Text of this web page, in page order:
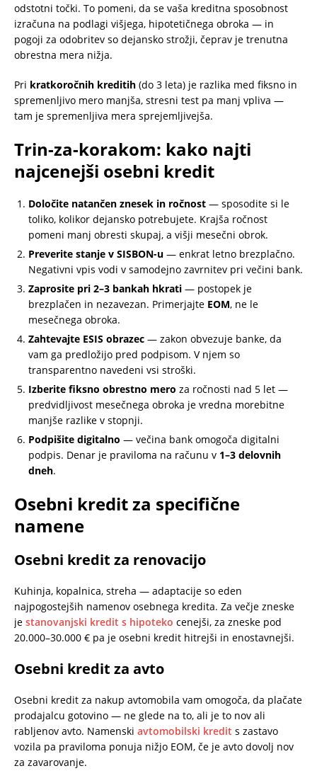
odstotni točki. To pomeni, da se vaša kreditna sposobnost
izračuna na podlagi višjega, hipotetičnega obroka — in
pogoji za odobritev so dejansko strožji, čeprav je trenutna
obrestna mera nižja.
Pri kratkoročnih kreditih (do 3 leta) je razlika med fiksno in
spremenljivo mero manjša, stresni test pa manj vpliva —
tam je spremenljiva mera sprejemljivejša.
Trin-za-korakom: kako najti
najcenejši osebni kredit
Določite natančen znesek in ročnost — sposodite si le
toliko, kolikor dejansko potrebujete. Krajša ročnost
pomeni manj obresti skupaj, a višji mesečni obrok.
Preverite stanje v SISBON-u — enkrat letno brezplačno.
Negativni vpis vodi v samodejno zavrnitev pri večini bank.
Zaprosite pri 2–3 bankah hkrati — postopek je
brezplačen in nezavezan. Primerjajte EOM, ne le
mesečnega obroka.
Zahtevajte ESIS obrazec — zakon obvezuje banke, da
vam ga predložijo pred podpisom. V njem so
transparentno navedeni vsi stroški.
Izberite fiksno obrestno mero za ročnosti nad 5 let —
predvidljivost mesečnega obroka je vredna morebitne
manjše razlike v stopnji.
Podpišite digitalno — večina bank omogoča digitalni
podpis. Denar je praviloma na računu v 1–3 delovnih
dneh.
Osebni kredit za specifične
namene
Osebni kredit za renovacijo
Kuhinja, kopalnica, streha — adaptacije so eden
najpogostejših namenov osebnega kredita. Za večje zneske
je stanovanjski kredit s hipoteko cenejši, za zneske pod
20.000–30.000 € pa je osebni kredit hitrejši in enostavnejši.
Osebni kredit za avto
Osebni kredit za nakup avtomobila vam omogoča, da plačate
prodajalcu gotovino — ne glede na to, ali je to nov ali
rabljenov avto. Namenski avtomobilski kredit s zastavo
vozila pa praviloma ponuja nižjo EOM, če je avto dovolj nov
za zavarovanje.